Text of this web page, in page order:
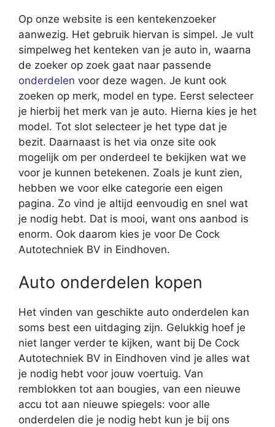
Op onze website is een kentekenzoeker
aanwezig. Het gebruik hiervan is simpel. Je vult
simpelweg het kenteken van je auto in, waarna
de zoeker op zoek gaat naar passende
onderdelen voor deze wagen. Je kunt ook
zoeken op merk, model en type. Eerst selecteer
je hierbij het merk van je auto. Hierna kies je het
model. Tot slot selecteer je het type dat je
bezit. Daarnaast is het via onze site ook
mogelijk om per onderdeel te bekijken wat we
voor je kunnen betekenen. Zoals je kunt zien,
hebben we voor elke categorie een eigen
pagina. Zo vind je altijd eenvoudig en snel wat
je nodig hebt. Dat is mooi, want ons aanbod is
enorm. Ook daarom kies je voor De Cock
Autotechniek BV in Eindhoven.
Auto onderdelen kopen
Het vinden van geschikte auto onderdelen kan
soms best een uitdaging zijn. Gelukkig hoef je
niet langer verder te kijken, want bij De Cock
Autotechniek BV in Eindhoven vind je alles wat
je nodig hebt voor jouw voertuig. Van
remblokken tot aan bougies, van een nieuwe
accu tot aan nieuwe spiegels: voor alle
onderdelen die je nodig hebt kun je bij ons